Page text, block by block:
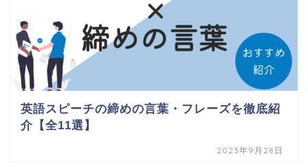
英語スピーチの締めの言葉・フレーズを徹底紹
介【全11選】
2023年9月28日